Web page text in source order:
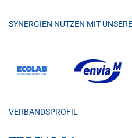
SYNERGIEN NUTZEN MIT
VERBANDSPROFIL